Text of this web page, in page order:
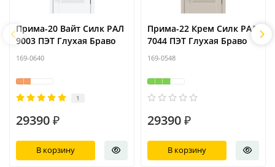
Прима-20 Вайт Силк РАЛ
9003 ПЭТ Глухая Браво
169-0640
1
29390 ₽
В корзину
Прима-22 Крем Силк РАЛ
7044 ПЭТ Глухая Браво
169-0548
29390 ₽
В корзину